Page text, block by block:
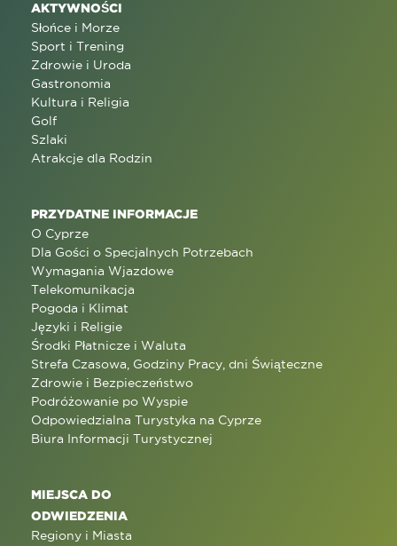
AKTYWNOŚCI
Słońce i Morze
Sport i Trening
Zdrowie i Uroda
Gastronomia
Kultura i Religia
Golf
Szlaki
Atrakcje dla Rodzin
PRZYDATNE INFORMACJE
O Cyprze
Dla Gości o Specjalnych Potrzebach
Wymagania Wjazdowe
Telekomunikacja
Pogoda i Klimat
Języki i Religie
Środki Płatnicze i Waluta
Strefa Czasowa, Godziny Pracy, dni Świąteczne
Zdrowie i Bezpieczeństwo
Podróżowanie po Wyspie
Odpowiedzialna Turystyka na Cyprze
Biura Informacji Turystycznej
MIEJSCA DO
ODWIEDZENIA
Regiony i Miasta